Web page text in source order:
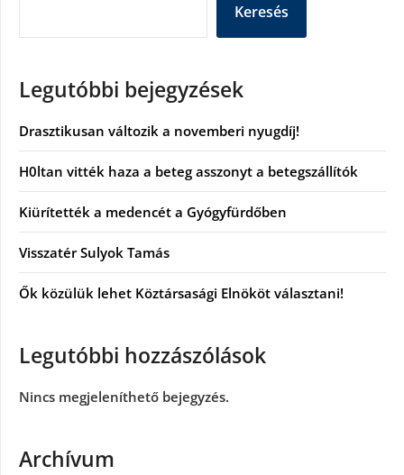
Keresés
Legutóbbi bejegyzések
Drasztikusan változik a novemberi nyugdíj!
H0ltan vitték haza a beteg asszonyt a betegszállítók
Kiürítették a medencét a Gyógyfürdőben
Visszatér Sulyok Tamás
Ők közülük lehet Köztársasági Elnököt választani!
Legutóbbi hozzászólások
Nincs megjeleníthető bejegyzés.
Archívum